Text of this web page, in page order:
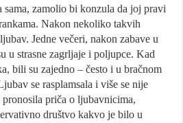
sama, zamolio bi konzula da joj pravi
Nakon nekoliko takvih
Jedne večeri, nakon zabave u
u strasne zagrljaje i poljupce. Kad
bili su zajedno – često i u bračnom
se rasplamsala i više se nije
priča o ljubavnicima,
društvo kakvo je bilo u